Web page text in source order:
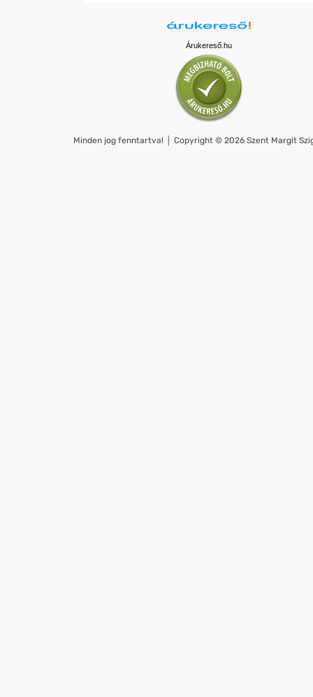
Árukereső.hu
Minden jog fenntartva! │ Copyright © 2026 Szent Margit